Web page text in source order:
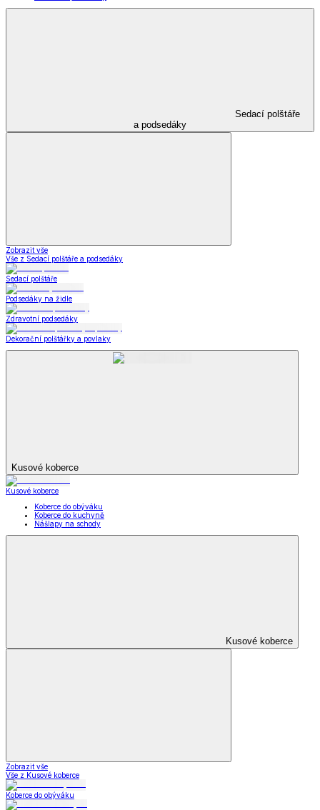
Sedací polštáře
a podsedáky
Zobrazit vše
Vše z Sedací polštáře a podsedáky
Sedací polštáře
Podsedáky na židle
Zdravotní podsedáky
Dekorační polštářky a povlaky
Kusové koberce
Kusové koberce
Koberce do obýváku
Koberce do kuchyně
Nášlapy na schody
Kusové koberce
Zobrazit vše
Vše z Kusové koberce
Koberce do obýváku